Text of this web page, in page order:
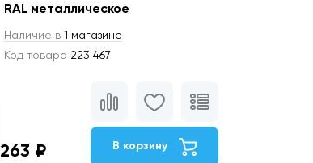
RAL металлическое
Наличие в 1 магазине
Код товара 223 467
263 ₽ В корзину